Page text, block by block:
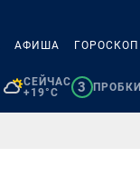
АФИША ГОРОСКОП
СЕЙЧАС
+19°C
3 ПРОБКИ